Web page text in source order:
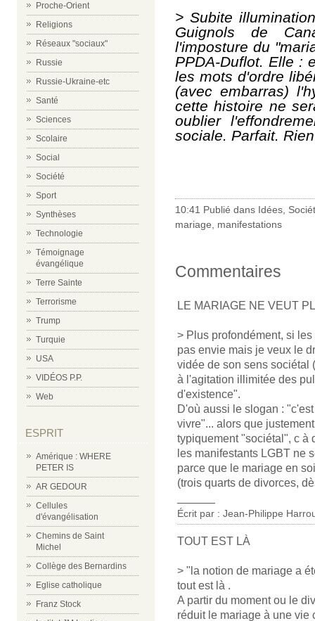
Proche-Orient
Religions
Réseaux "sociaux"
Russie
Russie-Ukraine-etc
Santé
Sciences
Scolaire
Social
Société
Sport
Synthèses
Technologie
Témoignage
évangélique
Terre Sainte
Terrorisme
Trump
Turquie
USA
VIDÉOS P.P.
Web
ESPRIT
Amérique : WHERE
PETER IS
AR GEDOUR
Cellules
d'évangélisation
Chemins de Saint
Michel
Collège des Bernardins
Eglise catholique
Franz Stock
> Subite
Guignols de
l'imposture du
PPDA-Duflot. Elle :
les mots d'ordre
(avec embarras)
cette histoire ne
oublier
sociale. Parfait.
10:41 Publié dans Idées
mariage
manifestations
Commentaires
LE MARIAGE NE VEUT
> Plus profondément, si
pas envie mais je veux le
vidée de son sens sociétal
à l'agitation illimitée des
d'existence".
D'où aussi le slogan :
vivre"... alors que
typiquement "sociétal", c à
les manifestants LGBT ne
parce que le mariage en
(trois quarts de divorces,
Écrit par : Jean-Philippe
TOUT EST LÀ
> "la notion de mariage a
tout est là .
A partir du moment ou le
réduit le mariage à une vie